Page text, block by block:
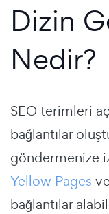
Dizin
Nedir?
SEO terimleri
bağlantılar
göndermenize
Yellow Pages ve
bağlantılar